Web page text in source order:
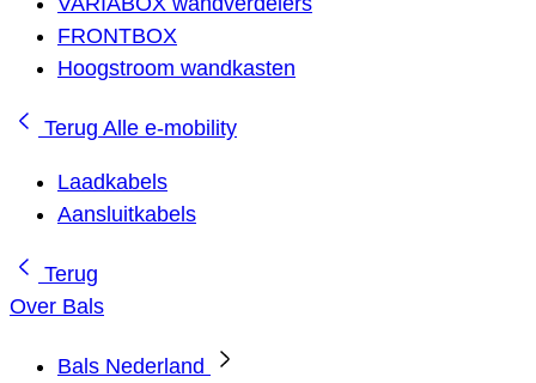
FRONTBOX
Hoogstroom wandkasten
Terug Alle e-mobility
Laadkabels
Aansluitkabels
Terug
Over Bals
Bals Nederland